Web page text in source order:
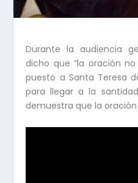
Durante la audiencia
dicho que “la oración
puesto a Santa Teresa
para llegar a la
demuestra que la